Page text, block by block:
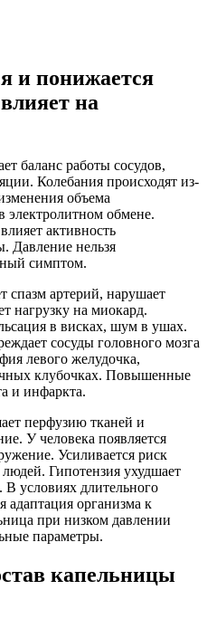
и понижается
на
баланс работы сосудов,
Колебания происходят из-
объема
обмене.
активность
Давление нельзя
симптом.
артерий, нарушает
нагрузку на миокард.
в висках, шум в ушах.
сосуды головного мозга
левого желудочка,
клубочках. Повышенные
и инфаркта.
перфузию тканей и
У человека появляется
Усиливается риск
Гипотензия ухудшает
В условиях длительного
адаптация организма к
при низком давлении
параметры.
капельницы